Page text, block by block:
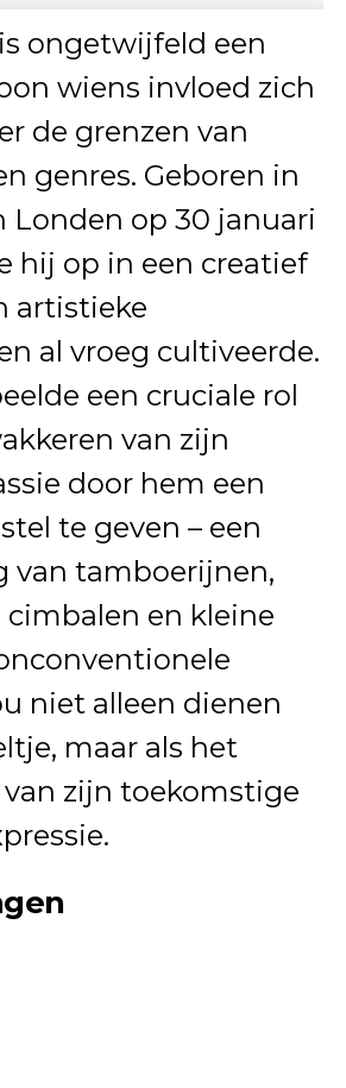
ongetwijfeld een
wiens invloed zich
de grenzen van
genres. Geboren in
Londen op 30 januari
hij op in een creatief
artistieke
al vroeg cultiveerde.
een cruciale rol
van zijn
door hem een
te geven – een
van tamboerijnen,
cimbalen en kleine
niet alleen dienen
maar als het
zijn toekomstige